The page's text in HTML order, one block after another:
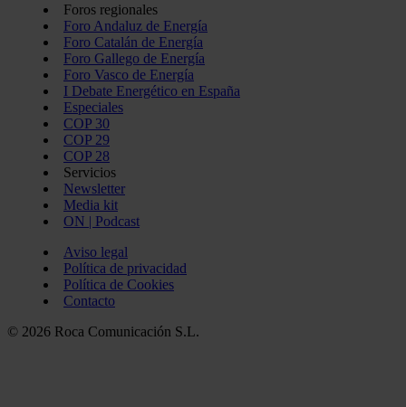
Foros regionales
Foro Andaluz de Energía
Foro Catalán de Energía
Foro Gallego de Energía
Foro Vasco de Energía
I Debate Energético en España
Especiales
COP 30
COP 29
COP 28
Servicios
Newsletter
Media kit
ON | Podcast
Aviso legal
Política de privacidad
Política de Cookies
Contacto
© 2026 Roca Comunicación S.L.